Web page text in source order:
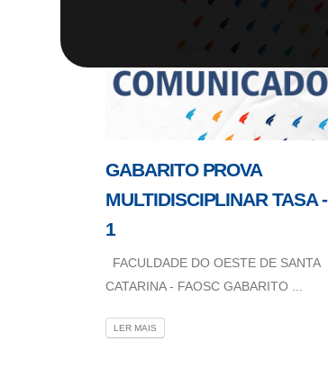
GABARITO PROVA
MULTIDISCIPLINAR TASA -
1
FACULDADE DO OESTE DE SANTA
CATARINA - FAOSC GABARITO ...
LER MAIS